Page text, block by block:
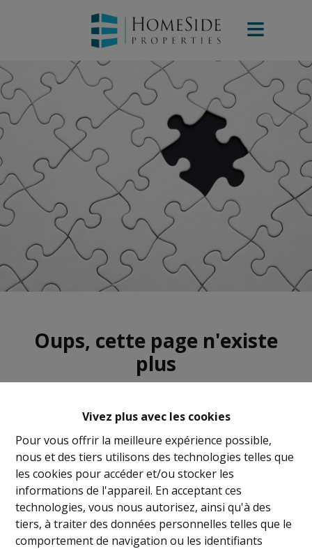
Vivez plus avec les cookies
Pour vous offrir la meilleure expérience possible,
nous et des tiers utilisons des technologies telles que
les cookies pour accéder et/ou stocker les
informations de l'appareil. En acceptant ces
technologies, vous nous autorisez, ainsi qu'à des
tiers, à traiter des données personnelles telles que le
comportement de navigation ou les identifiants
Oups, cette page n'existe
plus
À Vendre À Louer